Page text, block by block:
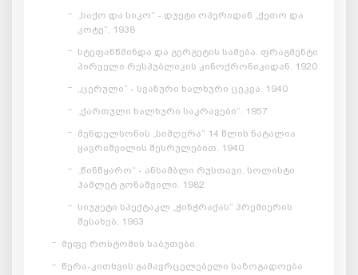
„საქო და სიკო“ - დუეტი ოპერიდან „ქეთო და
კოტე“. 1938
სტეფანწმინდა და გერგეტის სამება. ფრაგმენტი
პირველი რესპუბლიკის კინოქრონიკიდან. 1920
„ცერული“ - სვანური ხალხური ცეკვა. 1940
„ქართული ხალხური საკრავები“. 1957
მენდელსონის „სიმღერა“ 14 წლის ნატალია
ყავრიშვილის შესრულებით. 1940
„წინწყარო“ - ანსამბლი რუსთავი, სოლისტი
ჰამლეტ გონაშვილი. 1982
სიუჟეტი სპექტაკლ „ჭინჭრაქას“ პრემიერის
შესახებ. 1963
მეფე როსტომის საბუთები
წერა-კითხვის გამავრცელებელი საზოგადოება